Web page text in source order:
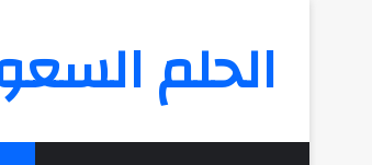
الحلم